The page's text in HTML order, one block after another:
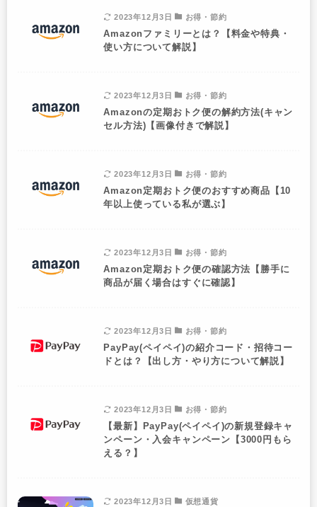
2023年12月3日 お得・節約
Amazonファミリーとは？【料金や特典・
使い方について解説】
2023年12月3日 お得・節約
Amazonの定期おトク便の解約方法(キャン
セル方法)【画像付きで解説】
2023年12月3日 お得・節約
Amazon定期おトク便のおすすめ商品【10
年以上使っている私が選ぶ】
2023年12月3日 お得・節約
Amazon定期おトク便の確認方法【勝手に
商品が届く場合はすぐに確認】
2023年12月3日 お得・節約
PayPay(ペイペイ)の紹介コード・招待コー
ドとは？【出し方・やり方について解説】
2023年12月3日 お得・節約
【最新】PayPay(ペイペイ)の新規登録キャ
ンペーン・入会キャンペーン【3000円もら
える？】
2023年12月3日 仮想通貨